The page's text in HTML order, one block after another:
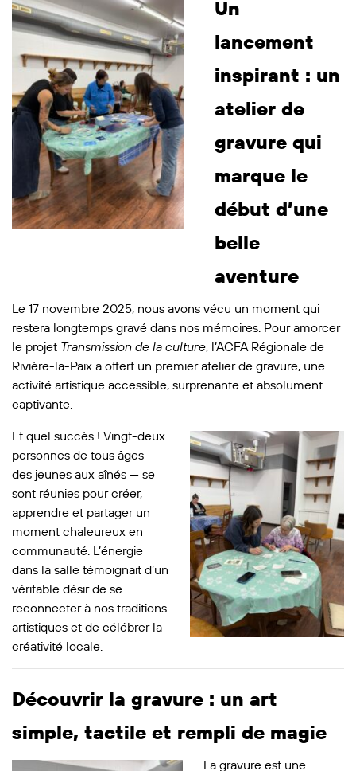
Un
lancement
inspirant : un
atelier de
gravure qui
marque le
début d’une
belle
aventure
Le 17 novembre 2025, nous avons vécu un moment qui
restera longtemps gravé dans nos mémoires. Pour amorcer
le projet Transmission de la culture, l’ACFA Régionale de
Rivière-la-Paix a offert un premier atelier de gravure, une
activité artistique accessible, surprenante et absolument
captivante.
Et quel succès ! Vingt-deux
personnes de tous âges —
des jeunes aux aînés — se
sont réunies pour créer,
apprendre et partager un
moment chaleureux en
communauté. L’énergie
dans la salle témoignait d’un
véritable désir de se
reconnecter à nos traditions
artistiques et de célébrer la
créativité locale.
Découvrir la gravure : un art
simple, tactile et rempli de magie
La gravure est une